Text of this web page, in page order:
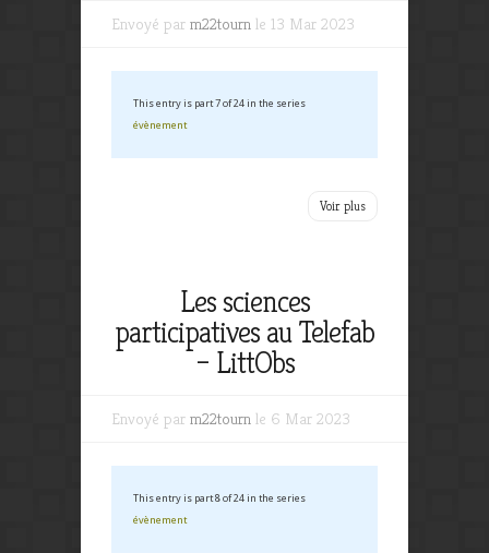
Envoyé par m22tourn le 13 Mar 2023
This entry is part 7 of 24 in the series
évènement
Voir plus
Les sciences
participatives au Telefab
– LittObs
Envoyé par m22tourn le 6 Mar 2023
This entry is part 8 of 24 in the series
évènement